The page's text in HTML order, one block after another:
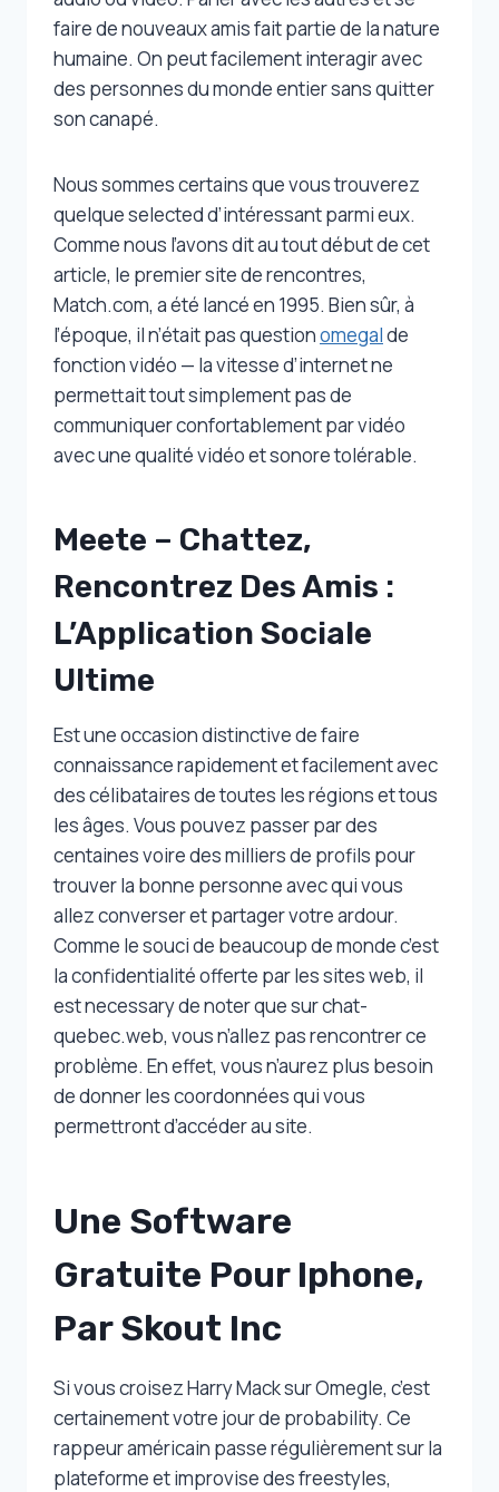
faire de nouveaux amis fait partie de la nature
humaine. On peut facilement interagir avec
des personnes du monde entier sans quitter
son canapé.
Nous sommes certains que vous trouverez
quelque selected d’intéressant parmi eux.
Comme nous l’avons dit au tout début de cet
article, le premier site de rencontres,
Match.com, a été lancé en 1995. Bien sûr, à
l’époque, il n’était pas questionomegalde
fonction vidéo — la vitesse d’internet ne
permettait tout simplement pas de
communiquer confortablement par vidéo
avec une qualité vidéo et sonore tolérable.
Meete – Chattez,
Rencontrez Des Amis :
L’Application Sociale
Ultime
Est une occasion distinctive de faire
connaissance rapidement et facilement avec
des célibataires de toutes les régions et tous
les âges. Vous pouvez passer par des
centaines voire des milliers de profils pour
trouver la bonne personne avec qui vous
allez converser et partager votre ardour.
Comme le souci de beaucoup de monde c’est
la confidentialité offerte par les sites web, il
est necessary de noter que sur chat-
quebec.web, vous n’allez pas rencontrer ce
problème. En effet, vous n’aurez plus besoin
de donner les coordonnées qui vous
permettront d’accéder au site.
Une Software
Gratuite Pour Iphone,
Par Skout Inc
Si vous croisez Harry Mack sur Omegle, c’est
certainement votre jour de probability. Ce
rappeur américain passe régulièrement sur la
plateforme et improvise des freestyles,